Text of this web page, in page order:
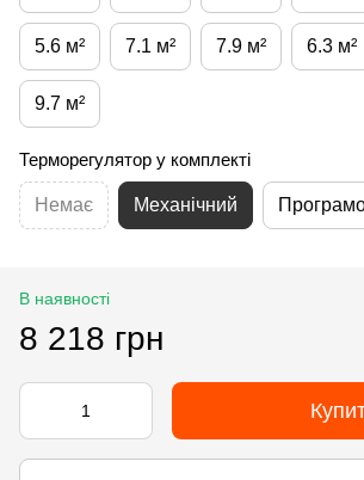
5.6 м² 7.1 м² 7.9 м² 6.3 м²
9.7 м²
Терморегулятор у комплекті
Немає Механічний
В наявності
8 218 грн